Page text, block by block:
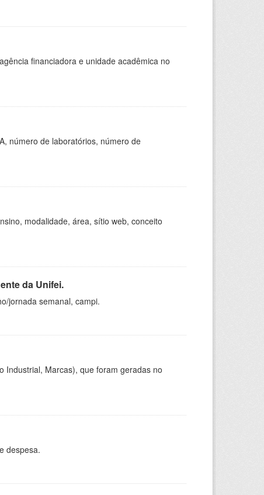
financiadora e unidade acadêmica no
número de laboratórios, número de
modalidade, área, sítio web, conceito
da Unifei.
jornada semanal, campi.
Industrial, Marcas), que foram geradas no
despesa.